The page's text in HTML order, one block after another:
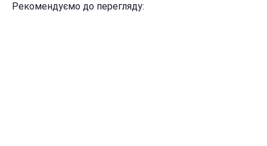
Рекомендуємо до перегляду: